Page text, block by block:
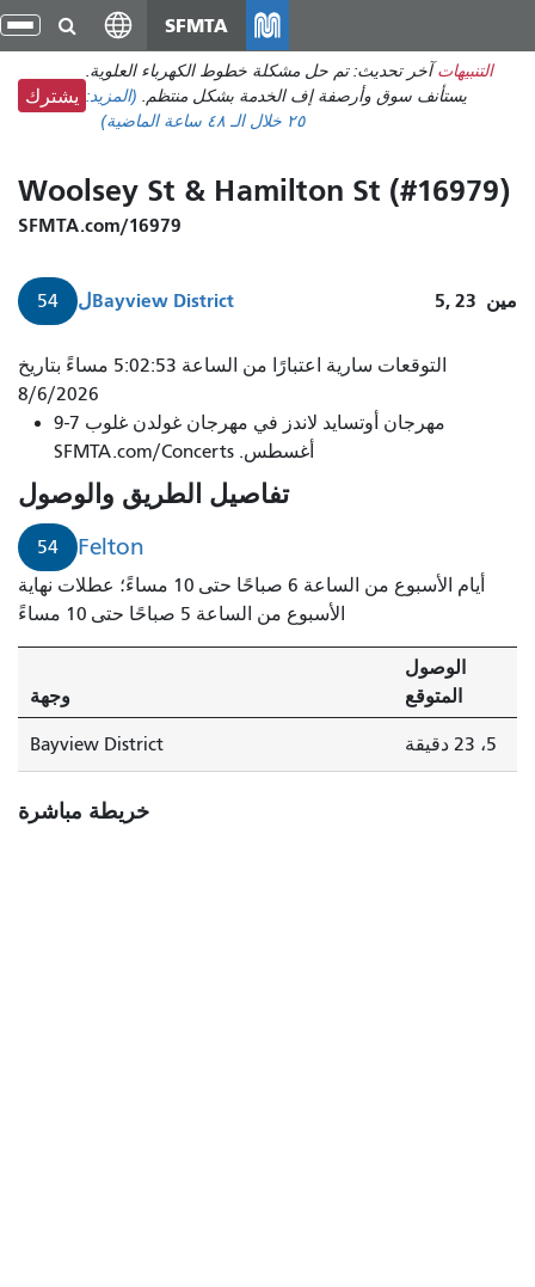
انتقل
إلى
المحتوى
الرئيسي
SFMTA
التنبيهات آخر تحديث: تم حل مشكلة خطوط الكهرباء العلوية.
يستأنف سوق وأرصفة إف الخدمة بشكل منتظم. (المزيد:
٢٥ خلال الـ ٤٨ ساعة الماضية)
يشترك
Woolsey St & Hamilton St (#16979)
SFMTA.com/16979
54 لBayview District 5, 23 مين
التوقعات سارية اعتبارًا من الساعة 5:02:53 مساءً بتاريخ
8/6/2026
مهرجان أوتسايد لاندز في مهرجان غولدن غلوب 7-9
أغسطس. SFMTA.com/Concerts
تفاصيل الطريق والوصول
54 Felton
أيام الأسبوع من الساعة 6 صباحًا حتى 10 مساءً؛ عطلات نهاية
الأسبوع من الساعة 5 صباحًا حتى 10 مساءً
وجهة
الوصول
المتوقع
Bayview District 5، 23 دقيقة
خريطة مباشرة